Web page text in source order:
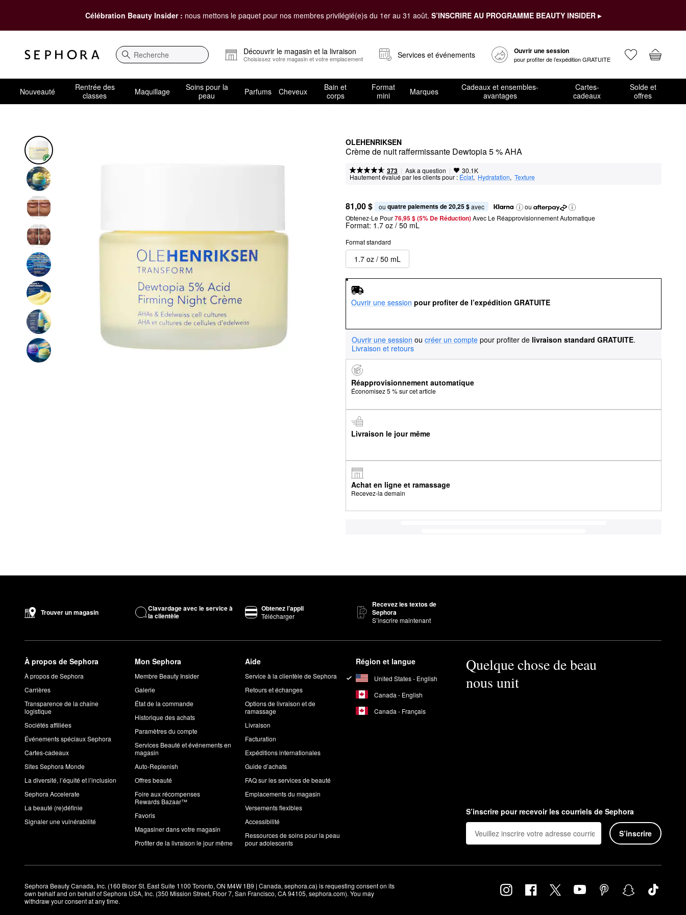
Célébration Beauty Insider : nous mettons le paquet pour nos membres privilégié(e)s du 1er au 31 août. S’INSCRIRE AU PROGRAMME BEAUTY INSIDER ▸
Recherche
Découvrir le magasin et la livraison
Choisissez votre magasin et votre emplacement Services et événements Ouvrir une session
pour profiter de l’expédition GRATUITE
Nouveauté
Rentrée des
classes
Maquillage
Soins pour la
peau
Parfums Cheveux
Bain et
corps
Format
mini
Marques
Cadeaux et ensembles-
avantages
Cartes-
cadeaux
Solde et
offres
OLEHENRIKSEN
Crème de nuit raffermissante Dewtopia 5 % AHA
373 | Ask a question | 30.1K
Hautement évalué par les clients pour : Éclat, Hydratation, Texture
81,00 $ ou quatre paiements de 20,25 $ avec
ou
Obtenez-Le Pour76,95 $ (5% De Réduction) Avec Le Réapprovisionnement Automatique
Format: 1.7 oz / 50 mL
Format standard
1.7 oz / 50 mL
Ouvrir une session pour profiter de l’expédition GRATUITE
Ouvrir une session ou créer un compte pour profiter de livraison standard GRATUITE.
Livraison et retours
Réapprovisionnement automatique
Économisez 5 % sur cet article
Livraison le jour même
Achat en ligne et ramassage
Recevez-la demain
Trouver un magasin
Clavardage avec le service à
la clientèle
Obtenez l’appli
Télécharger
Recevez les textos de
Sephora
S’inscrire maintenant
À propos de Sephora
À propos de Sephora
Carrières
Transparence de la chaîne
logistique
Sociétés affiliées
Événements spéciaux Sephora
Cartes-cadeaux
Sites Sephora Monde
La diversité, l’équité et l’inclusion
Sephora Accelerate
La beauté (re)définie
Signaler une vulnérabilité
Mon Sephora
Membre Beauty Insider
Galerie
État de la commande
Historique des achats
Paramètres du compte
Services Beauté et événements en
magasin
Auto-Replenish
Offres beauté
Foire aux récompenses
Rewards Bazaar™
Favoris
Magasiner dans votre magasin
Profiter de la livraison le jour même
Aide
Service à la clientèle de Sephora
Retours et échanges
Options de livraison et de
ramassage
Livraison
Facturation
Expéditions internationales
Guide d’achats
FAQ sur les services de beauté
Emplacements du magasin
Versements flexibles
Accessibilité
Ressources de soins pour la peau
pour adolescents
Région et langue
United States - English
Canada - English
Canada - Français
Quelque chose de beau
nous unit
S’inscrire pour recevoir les courriels de Sephora
S’inscrire
Sephora Beauty Canada, Inc. (160 Bloor St. East Suite 1100 Toronto, ON M4W 1B9 | Canada, sephora.ca) is requesting consent on its
own behalf and on behalf of Sephora USA, Inc. (350 Mission Street, Floor 7, San Francisco, CA 94105, sephora.com). You may
withdraw your consent at any time.